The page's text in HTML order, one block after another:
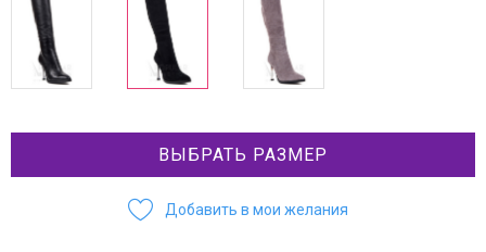
ВЫБРАТЬ РАЗМЕР
Добавить в мои желания